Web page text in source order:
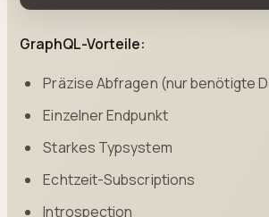
GraphQL-Vorteile:
Präzise Abfragen (nur benötigte
Einzelner Endpunkt
Starkes Typsystem
Echtzeit-Subscriptions
Introspection